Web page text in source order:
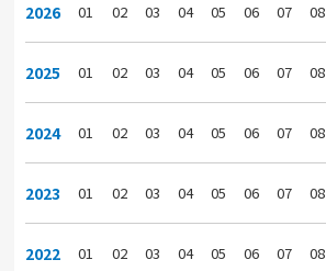
2026 01 02 03 04 05 06 07 08
2025 01 02 03 04 05 06 07 08
2024 01 02 03 04 05 06 07 08
2023 01 02 03 04 05 06 07 08
2022 01 02 03 04 05 06 07 08